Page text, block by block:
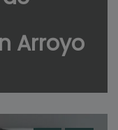
Arroyo